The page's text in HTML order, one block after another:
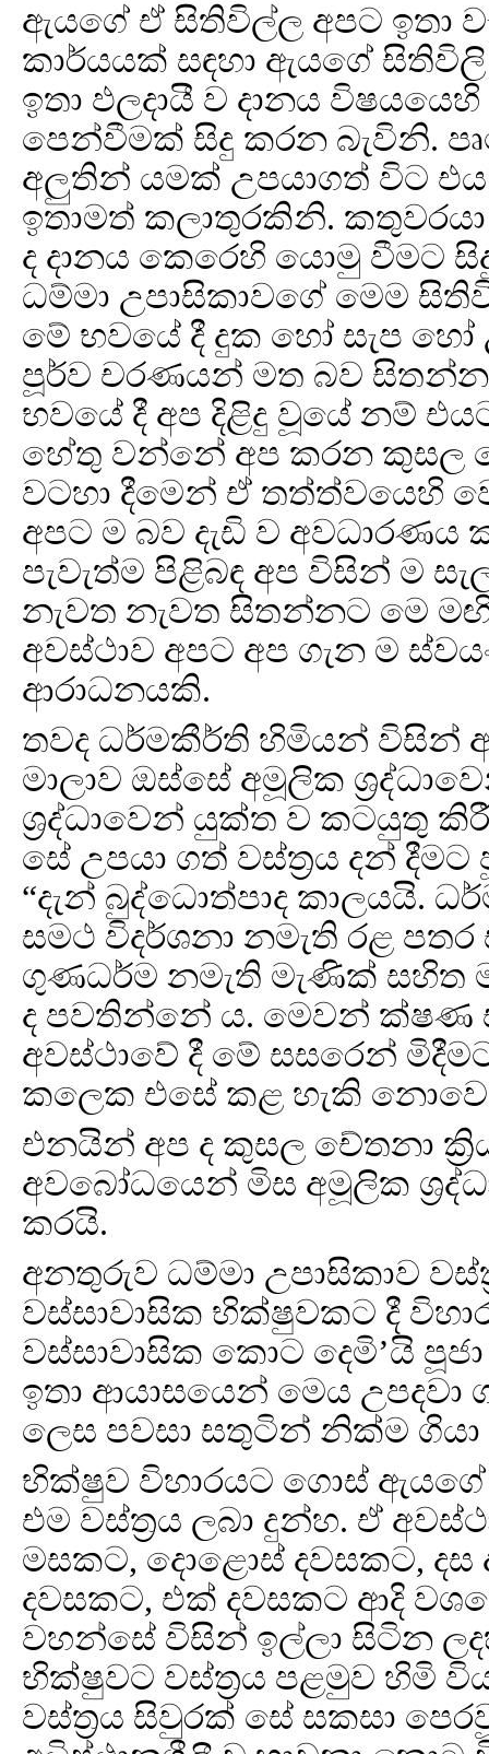
ඇයගේ ඒ සිතිවිල්ල අපට ඉතා
කාර්යයක් සඳහා ඇයගේ සිතිවිලි
ඉතා ඵලදායී ව දානය
පෙන්වීමක් සිදු කරන බැවිනි.
අලුතින් යමක් උපයාගත් විට
ඉතාමත් කලාතුරකිනි.
ද දානය කෙරෙහි යොමු වීමට
ධම්මා උපාසිකාවගේ මෙම
මේ භවයේ දී දුක හෝ සැප
පූර්ව චරණයන් මත බව
භවයේ දී අප දිළිදු වූයේ නම්
හේතු වන්නේ අප කරන කුසල
වටහා දීමෙන් ඒ තත්ත්වයෙහි
අපට ම බව දැඩි ව
පැවැත්ම පිළිබඳ අප විසින් ම
නැවත නැවත සිතන්නට මෙ
අවස්ථාව අපට අප ගැන ම
ආරාධනයකි.
තවද ධර්මකීර්ති හිමියන් විසින්
මාලාව ඔස්සේ අමූලික
ශ්‍රද්ධාවෙන් යුක්ත ව කටයුතු
සේ උපයා ගත් වස්ත්‍රය දන්
“දැන් බුද්ධොත්පාද කාලයයි.
සමථ විදර්ශනා නමැති රළ පතර
ගුණධර්ම නමැති මැණික් සහිත
ද පවතින්නේ ය. මෙවන් ක්ෂණ
අවස්ථාවේ දී මේ සසරෙන්
කලෙක එසේ කළ හැකි
එනයින් අප ද කුසල චේතනා
අවබෝධයෙන් මිස අමූලික
කරයි.
අනතුරුව ධම්මා උපාසිකාව
වස්සාවාසික භික්ෂුවකට දී
වස්සාවාසික කොට දෙමි’යි
ඉතා ආයාසයෙන් මෙය
ලෙස පවසා සතුටින් නික්ම ගියා
භික්ෂුව විහාරයට ගොස් ඇයගේ
එම වස්ත්‍රය ලබා දුන්හ. ඒ
මසකට, දොළොස් දවසකට, දස
දවසකට, එක් දවසකට ආදි
වහන්සේ විසින් ඉල්ලා සිටින
භික්ෂුවට වස්ත්‍රය පළමුව හිමි
වස්ත්‍රය සිවුරක් සේ සකසා